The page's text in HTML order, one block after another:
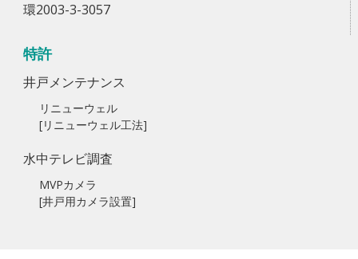
環2003-3-3057
特許
井戸メンテナンス
リニューウェル
[リニューウェル工法]
水中テレビ調査
MVPカメラ
[井戸用カメラ設置]